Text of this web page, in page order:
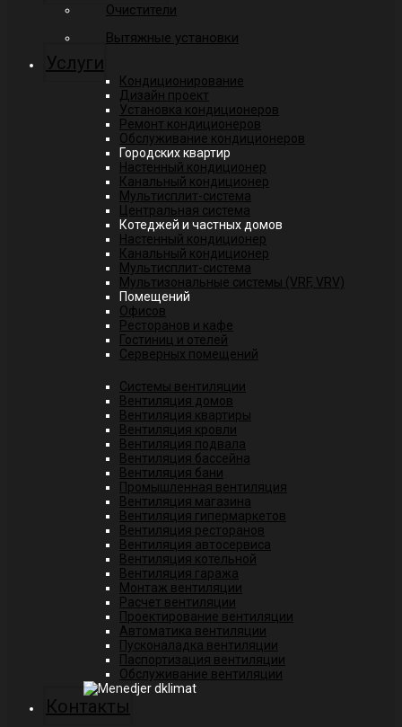
Очистители
Вытяжные установки
Услуги
Кондиционирование
Дизайн проект
Установка кондиционеров
Ремонт кондиционеров
Обслуживание кондиционеров
Городских квартир
Настенный кондиционер
Канальный кондиционер
Мультисплит-система
Центральная система
Котеджей и частных домов
Настенный кондиционер
Канальный кондиционер
Мультисплит-система
Мультизональные системы (VRF, VRV)
Помещений
Офисов
Ресторанов и кафе
Гостиниц и отелей
Серверных помещений
Системы вентиляции
Вентиляция домов
Вентиляция квартиры
Вентиляция кровли
Вентиляция подвала
Вентиляция бассейна
Вентиляция бани
Промышленная вентиляция
Вентиляция магазина
Вентиляция гипермаркетов
Вентиляция ресторанов
Вентиляция автосервиса
Вентиляция котельной
Вентиляция гаража
Монтаж вентиляции
Расчет вентиляции
Проектирование вентиляции
Автоматика вентиляции
Пусконаладка вентиляции
Паспортизация вентиляции
Обслуживание вентиляции
Контакты